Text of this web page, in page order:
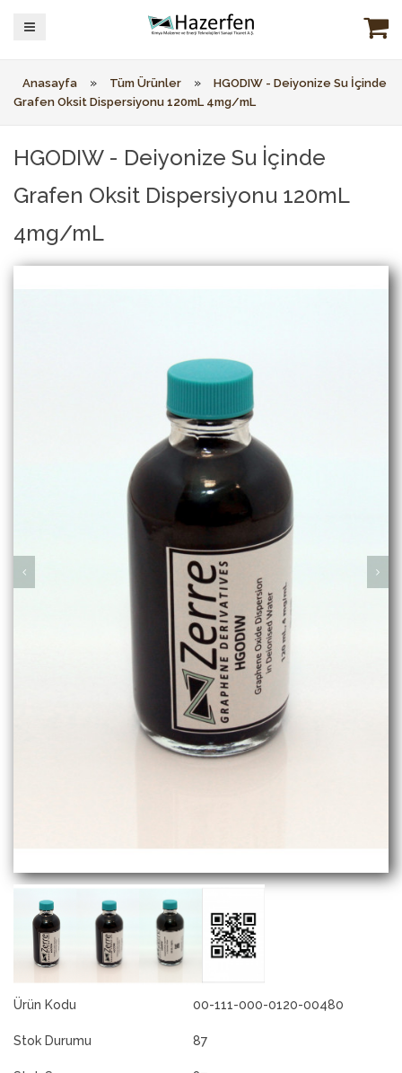
Anasayfa » Tüm Ürünler »
HGODIW - Deiyonize Su İçinde
Grafen Oksit Dispersiyonu 120mL 4mg/mL
HGODIW - Deiyonize Su İçinde
Grafen Oksit Dispersiyonu 120mL
4mg/mL
Ürün Kodu 00-111-000-0120-00480
Stok Durumu 87